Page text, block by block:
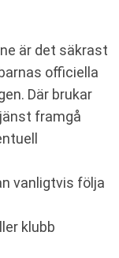
är det säkrast
officiella
Där brukar
framgå
vanligtvis följa
klubb